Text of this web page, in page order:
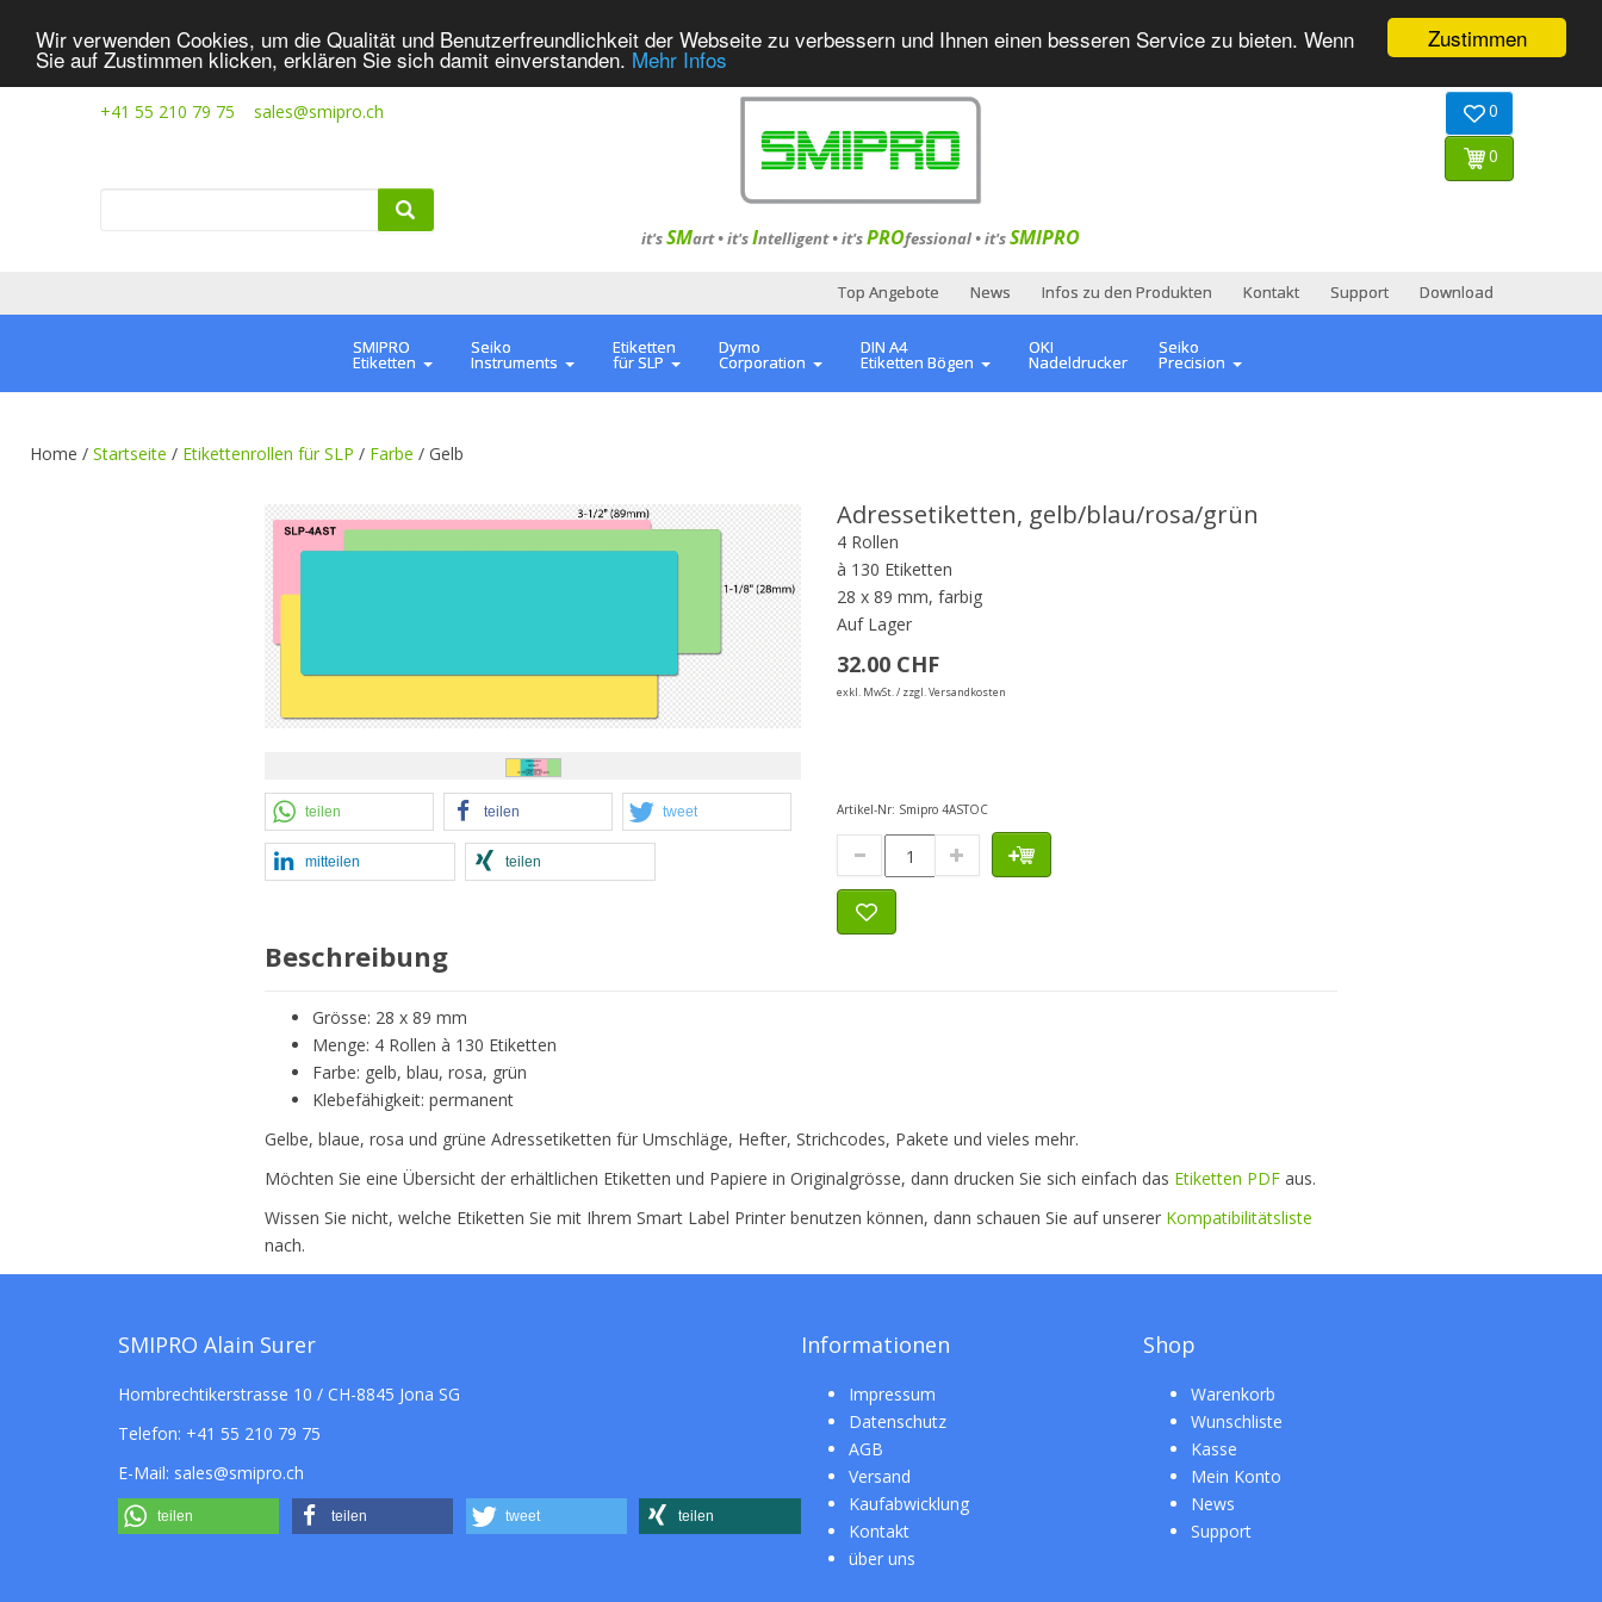
Zustimmen
Wir verwenden Cookies, um die Qualität und Benutzerfreundlichkeit der Webseite zu verbessern und Ihnen einen besseren Service zu bieten. Wenn
Sie auf Zustimmen klicken, erklären Sie sich damit einverstanden. Mehr Infos
+41 55 210 79 75 sales@smipro.ch
it'sSMart •it'sIntelligent•it'sPROfessional•it'sSMIPRO
0
0
Top Angebote News Infos zu den Produkten Kontakt Support Download
SMIPRO
Etiketten
Seiko
Instruments
Etiketten
für SLP
Dymo
Corporation
DIN A4
Etiketten Bögen
OKI
Nadeldrucker
Seiko
Precision
Home / Startseite / Etikettenrollen für SLP / Farbe / Gelb
teilen teilen tweet
mitteilen teilen
Adressetiketten, gelb/blau/rosa/grün
4 Rollen
à 130 Etiketten
28 x 89 mm, farbig
Auf Lager
32.00 CHF
exkl. MwSt. / zzgl. Versandkosten
Artikel-Nr: Smipro 4ASTOC
Beschreibung
Grösse: 28 x 89 mm
Menge: 4 Rollen à 130 Etiketten
Farbe: gelb, blau, rosa, grün
Klebefähigkeit: permanent
Gelbe, blaue, rosa und grüne Adressetiketten für Umschläge, Hefter, Strichcodes, Pakete und vieles mehr.
Möchten Sie eine Übersicht der erhältlichen Etiketten und Papiere in Originalgrösse, dann drucken Sie sich einfach das Etiketten PDF aus.
Wissen Sie nicht, welche Etiketten Sie mit Ihrem Smart Label Printer benutzen können, dann schauen Sie auf unserer Kompatibilitätsliste
nach.
SMIPRO Alain Surer
Hombrechtikerstrasse 10 / CH-8845 Jona SG
Telefon: +41 55 210 79 75
E-Mail: sales@smipro.ch
teilen teilen tweet teilen
Informationen
Impressum
Datenschutz
AGB
Versand
Kaufabwicklung
Kontakt
über uns
Shop
Warenkorb
Wunschliste
Kasse
Mein Konto
News
Support